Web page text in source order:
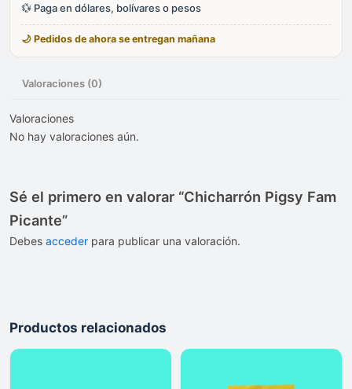
💱 Paga en dólares, bolívares o pesos
🌙 Pedidos de ahora se entregan mañana
Valoraciones (0)
Valoraciones
No hay valoraciones aún.
Sé el primero en valorar “Chicharrón Pigsy Fam
Picante”
Debes acceder para publicar una valoración.
Productos relacionados